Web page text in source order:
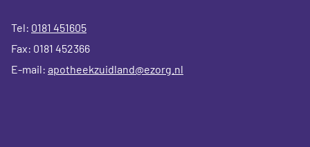
Tel: 0181 451605
Fax: 0181 452366
E-mail: apotheekzuidland@ezorg.nl